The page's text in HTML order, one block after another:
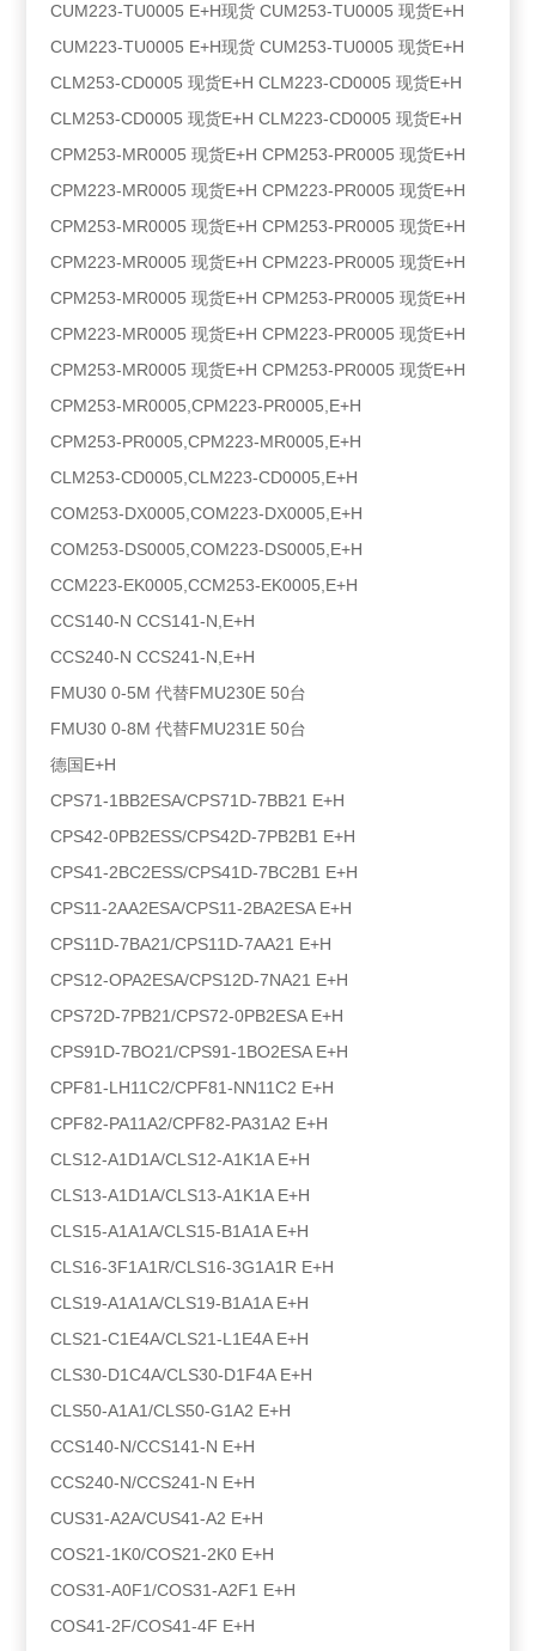
CUM223-TU0005 E+H现货 CUM253-TU0005 现货E+H
CUM223-TU0005 E+H现货 CUM253-TU0005 现货E+H
CLM253-CD0005 现货E+H CLM223-CD0005 现货E+H
CLM253-CD0005 现货E+H CLM223-CD0005 现货E+H
CPM253-MR0005 现货E+H CPM253-PR0005 现货E+H
CPM223-MR0005 现货E+H CPM223-PR0005 现货E+H
CPM253-MR0005 现货E+H CPM253-PR0005 现货E+H
CPM223-MR0005 现货E+H CPM223-PR0005 现货E+H
CPM253-MR0005 现货E+H CPM253-PR0005 现货E+H
CPM223-MR0005 现货E+H CPM223-PR0005 现货E+H
CPM253-MR0005 现货E+H CPM253-PR0005 现货E+H
CPM253-MR0005,CPM223-PR0005,E+H
CPM253-PR0005,CPM223-MR0005,E+H
CLM253-CD0005,CLM223-CD0005,E+H
COM253-DX0005,COM223-DX0005,E+H
COM253-DS0005,COM223-DS0005,E+H
CCM223-EK0005,CCM253-EK0005,E+H
CCS140-N CCS141-N,E+H
CCS240-N CCS241-N,E+H
FMU30 0-5M 代替FMU230E 50台
FMU30 0-8M 代替FMU231E 50台
德国E+H
CPS71-1BB2ESA/CPS71D-7BB21 E+H
CPS42-0PB2ESS/CPS42D-7PB2B1 E+H
CPS41-2BC2ESS/CPS41D-7BC2B1 E+H
CPS11-2AA2ESA/CPS11-2BA2ESA E+H
CPS11D-7BA21/CPS11D-7AA21 E+H
CPS12-OPA2ESA/CPS12D-7NA21 E+H
CPS72D-7PB21/CPS72-0PB2ESA E+H
CPS91D-7BO21/CPS91-1BO2ESA E+H
CPF81-LH11C2/CPF81-NN11C2 E+H
CPF82-PA11A2/CPF82-PA31A2 E+H
CLS12-A1D1A/CLS12-A1K1A E+H
CLS13-A1D1A/CLS13-A1K1A E+H
CLS15-A1A1A/CLS15-B1A1A E+H
CLS16-3F1A1R/CLS16-3G1A1R E+H
CLS19-A1A1A/CLS19-B1A1A E+H
CLS21-C1E4A/CLS21-L1E4A E+H
CLS30-D1C4A/CLS30-D1F4A E+H
CLS50-A1A1/CLS50-G1A2 E+H
CCS140-N/CCS141-N E+H
CCS240-N/CCS241-N E+H
CUS31-A2A/CUS41-A2 E+H
COS21-1K0/COS21-2K0 E+H
COS31-A0F1/COS31-A2F1 E+H
COS41-2F/COS41-4F E+H